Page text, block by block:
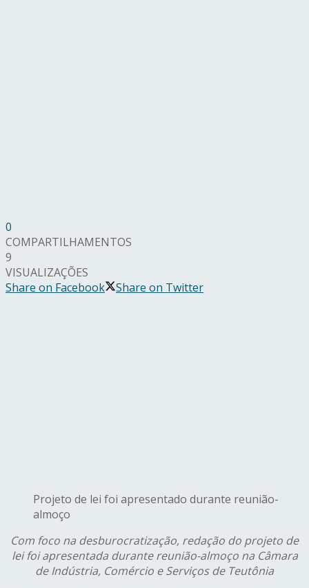
0
COMPARTILHAMENTOS
9
VISUALIZAÇÕES
Share on Facebook
Share on Twitter
Projeto de lei foi apresentado durante reunião-
almoço
Com foco na desburocratização, redação do projeto de
lei foi apresentada durante reunião-almoço na Câmara
de Indústria, Comércio e Serviços de Teutônia